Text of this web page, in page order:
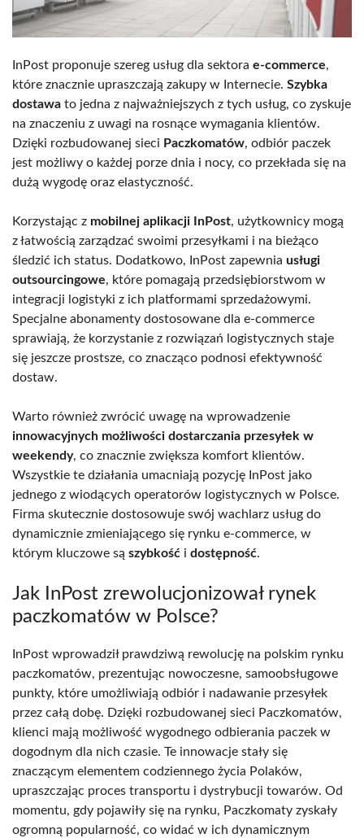
InPost proponuje szereg usług dla sektora e-commerce,
które znacznie upraszczają zakupy w Internecie. Szybka
dostawa to jedna z najważniejszych z tych usług, co zyskuje
na znaczeniu z uwagi na rosnące wymagania klientów.
Dzięki rozbudowanej sieci Paczkomatów, odbiór paczek
jest możliwy o każdej porze dnia i nocy, co przekłada się na
dużą wygodę oraz elastyczność.
Korzystając z mobilnej aplikacji InPost, użytkownicy mogą
z łatwością zarządzać swoimi przesyłkami i na bieżąco
śledzić ich status. Dodatkowo, InPost zapewnia usługi
outsourcingowe, które pomagają przedsiębiorstwom w
integracji logistyki z ich platformami sprzedażowymi.
Specjalne abonamenty dostosowane dla e-commerce
sprawiają, że korzystanie z rozwiązań logistycznych staje
się jeszcze prostsze, co znacząco podnosi efektywność
dostaw.
Warto również zwrócić uwagę na wprowadzenie
innowacyjnych możliwości dostarczania przesyłek w
weekendy, co znacznie zwiększa komfort klientów.
Wszystkie te działania umacniają pozycję InPost jako
jednego z wiodących operatorów logistycznych w Polsce.
Firma skutecznie dostosowuje swój wachlarz usług do
dynamicznie zmieniającego się rynku e-commerce, w
którym kluczowe są szybkość i dostępność.
Jak InPost zrewolucjonizował rynek
paczkomatów w Polsce?
InPost wprowadził prawdziwą rewolucję na polskim rynku
paczkomatów, prezentując nowoczesne, samoobsługowe
punkty, które umożliwiają odbiór i nadawanie przesyłek
przez całą dobę. Dzięki rozbudowanej sieci Paczkomatów,
klienci mają możliwość wygodnego odbierania paczek w
dogodnym dla nich czasie. Te innowacje stały się
znaczącym elementem codziennego życia Polaków,
upraszczając proces transportu i dystrybucji towarów. Od
momentu, gdy pojawiły się na rynku, Paczkomaty zyskały
ogromną popularność, co widać w ich dynamicznym